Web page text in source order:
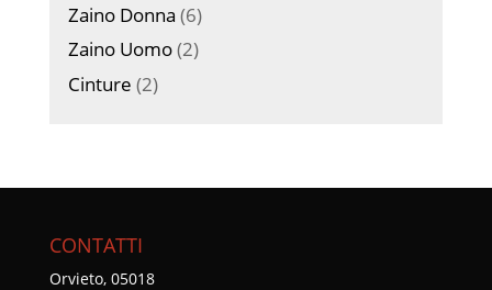
Zaino Donna (6)
Zaino Uomo(2)
Cinture (2)
CONTATTI
Orvieto, 05018